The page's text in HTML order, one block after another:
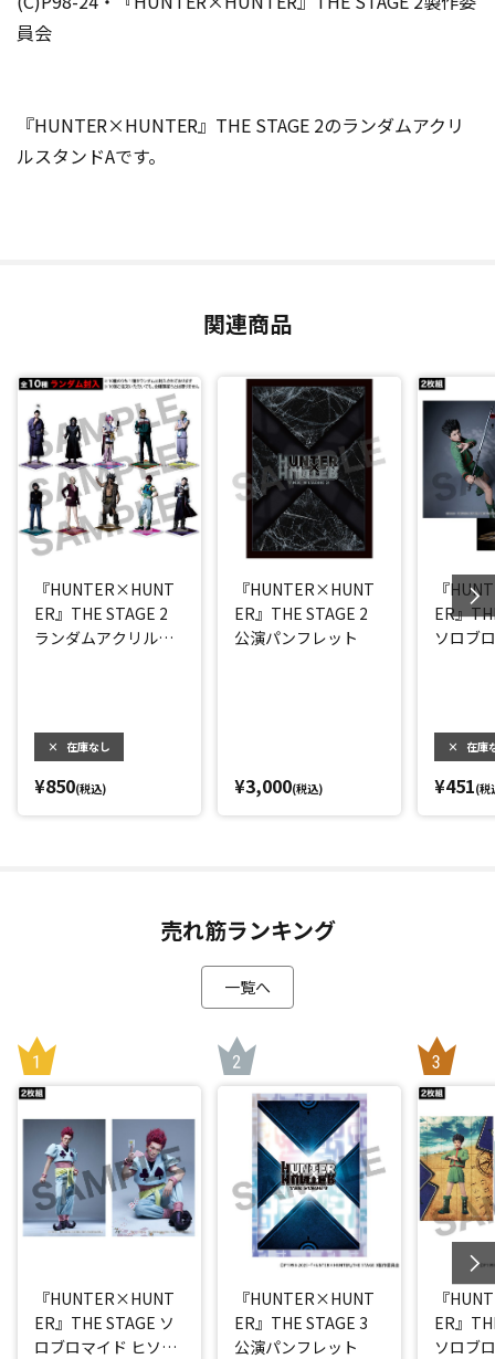
員会
『HUNTER×HUNTER』THE STAGE 2のランダムアクリ
ルスタンドAです。
関連商品
『HUNTER×HUNT
ER』THE STAGE 2
ランダムアクリルス
× 在庫なし
¥850(税込)
『HUNTER×HUNT
ER』THE STAGE 2
公演パンフレット
¥3,000(税込)
『
ER』
ソロブ
× 在庫
¥451(税
売れ筋ランキング
一覧へ
『HUNTER×HUNT
ER』THE STAGE ソ
ロブロマイド ヒソカ
『HUNTER×HUNT
ER』THE STAGE 3
公演パンフレット
『
ER』
ソロブ